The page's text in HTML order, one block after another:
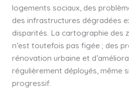
logements sociaux, des
des infrastructures dégradées
disparités. La cartographie des
n’est toutefois pas figée ; des
rénovation urbaine et
régulièrement déployés, même
progressif.